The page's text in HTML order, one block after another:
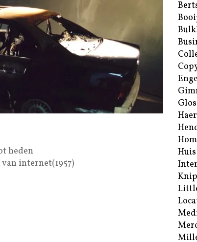
heden
internet(1957)